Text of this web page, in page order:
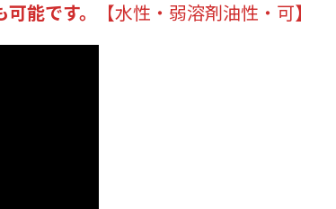
能です。 【水性・弱溶剤油性・可】